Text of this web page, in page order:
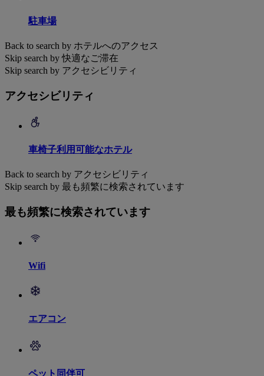
駐車場
Back to search by ホテルへのアクセス
Skip search by 快適なご滞在
Skip search by アクセシビリティ
アクセシビリティ
車椅子利用可能なホテル
Back to search by アクセシビリティ
Skip search by 最も頻繁に検索されています
最も頻繁に検索されています
Wifi
エアコン
ペット同伴可